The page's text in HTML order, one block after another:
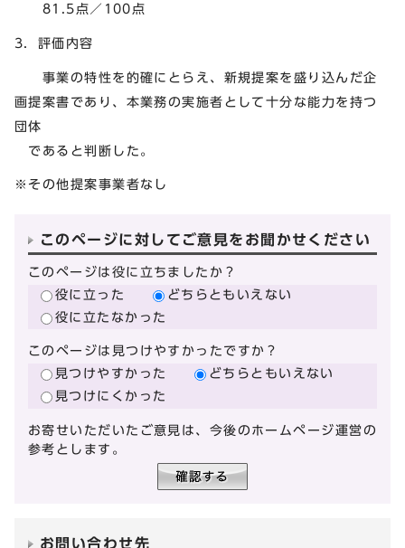
81.5点／100点
3．評価内容
事業の特性を的確にとらえ、新規提案を盛り込んだ企
画提案書であり、本業務の実施者として十分な能力を持つ
団体
であると判断した。
※その他提案事業者なし
このページに対してご意見をお聞かせください
このページは役に立ちましたか？
役に立った
どちらともいえない
役に立たなかった
このページは見つけやすかったですか？
見つけやすかった
どちらともいえない
見つけにくかった
お寄せいただいたご意見は、今後のホームページ運営の
参考とします。
お問い合わせ先